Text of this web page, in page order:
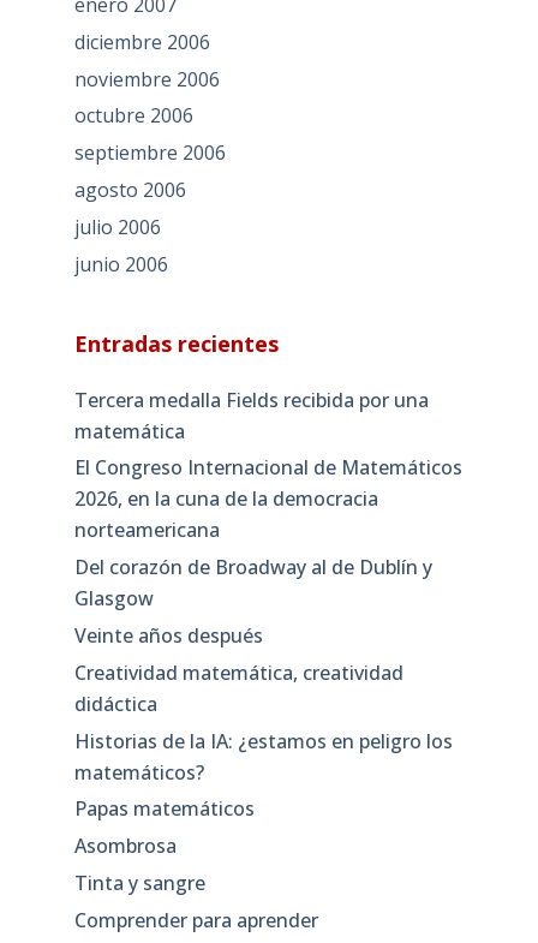
diciembre 2006
noviembre 2006
octubre 2006
septiembre 2006
agosto 2006
julio 2006
junio 2006
Entradas recientes
Tercera medalla Fields recibida por una
matemática
El Congreso Internacional de Matemáticos
2026, en la cuna de la democracia
norteamericana
Del corazón de Broadway al de Dublín y
Glasgow
Veinte años después
Creatividad matemática, creatividad
didáctica
Historias de la IA: ¿estamos en peligro los
matemáticos?
Papas matemáticos
Asombrosa
Tinta y sangre
Comprender para aprender